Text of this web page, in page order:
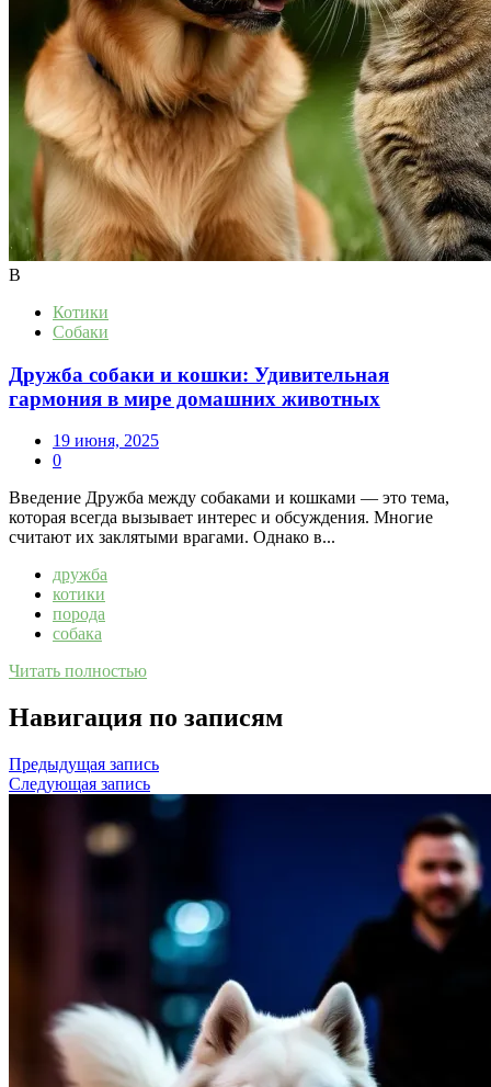
В
Котики
Собаки
Дружба собаки и кошки: Удивительная
гармония в мире домашних животных
19 июня, 2025
0
Введение Дружба между собаками и кошками — это тема,
которая всегда вызывает интерес и обсуждения. Многие
считают их заклятыми врагами. Однако в...
дружба
котики
порода
собака
Читать полностью
Навигация по записям
Предыдущая запись
Следующая запись